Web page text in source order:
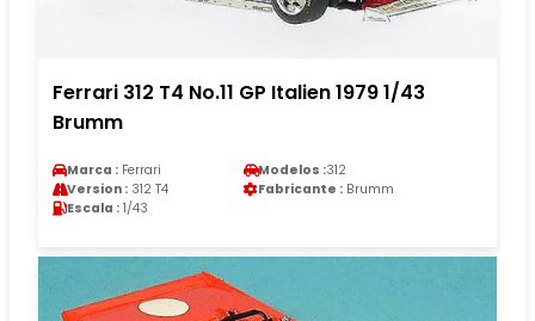
Ferrari 312 T4 No.11 GP Italien 1979 1/43
Brumm
Marca : Ferrari Modelos :312
Version : 312 T4 Fabricante : Brumm
Escala : 1/43